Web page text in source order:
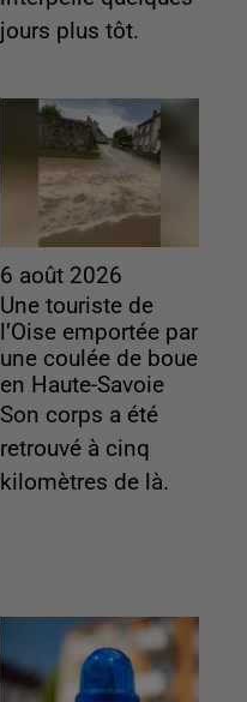
jours plus tôt.
6 août 2026
Une touriste de
l’Oise emportée par
une coulée de boue
en Haute-Savoie
Son corps a été
retrouvé à cinq
kilomètres de là.